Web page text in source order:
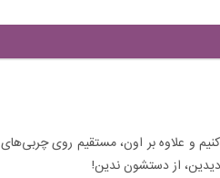
و علاوه بر اون، مستقیم روی چربی‌های
از دستشون ندین!